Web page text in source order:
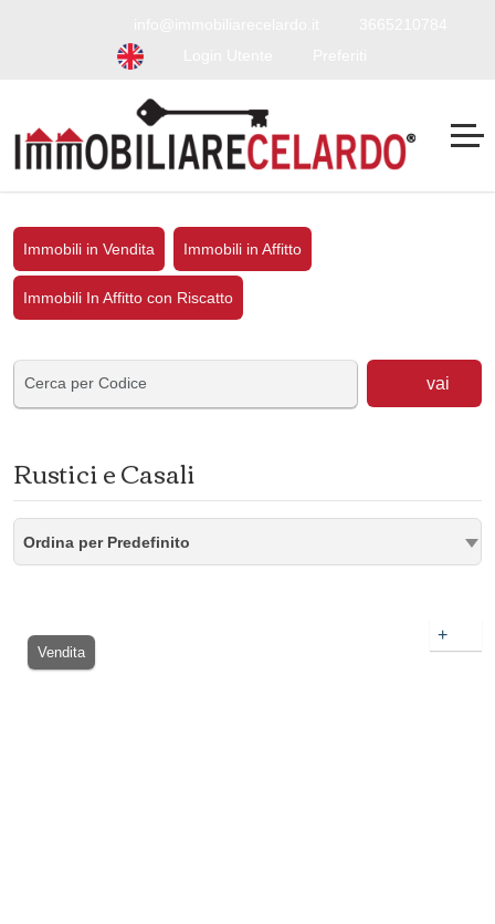
Immobili in Vendita Immobili in Affitto
Immobili In Affitto con Riscatto
vai
Rustici e Casali
Ordina per Predefinito
Vendita
+